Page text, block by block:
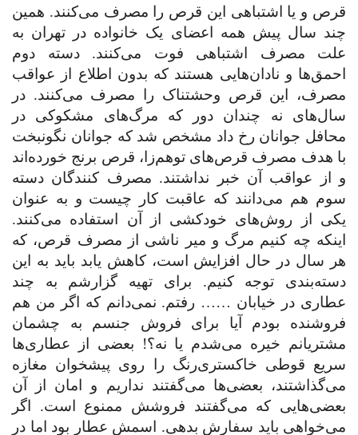
قرص و یا اشتباهی این قرص را مصرف می‌کنند. همین
چند سال پیش همه اعضای یک خانواده در تهران به
علت مصرف اشتباهی فوت می‌کنند. دسته دوم
احمق‌ها و نادان‌هایی هستند که بدون اطلاع از عواقب
مصرف، این قرص وحشتناک را مصرف می‌کنند. در
سال‌های نه چندان دور که مرگ‌های مشکوکی در
محافل جوانان رخ داد مشخص شد که جوانان نگونبخت
با هدف مصرف قرص‌های توهم‌زا، قرص برنج خورده‌اند
و از عواقب آن خبر نداشتند. مصرف کنندگان دسته
سوم هم می‌دانند که عاقبت کار چیست و به عنوان
یکی از روش‌های خودکشی از آن استفاده می‌کنند.
اینکه چه کنیم مرگ و میر ناشی از مصرف قرص، که
هر سال در حال افزایش است، کاهش یابد باید به این
دسته‌بندی توجه کنیم. برای تهیه گزارشم به چند
عطاری در خیابان …… رفتم. نمی‌دانم که اگر من هم
فروشنده بودم آیا برای فروش جنسم به چشمان
مشتریانم خیره می‌شدم یا نه؟! بعضی از عطاری‌ها
سریع قوطی خاکستری‌رنگ را روی پیشخوان مغازه
می‌گذاشتند، بعضی‌ها می‌گفتند نداریم و امان از آن
بعضی‌هایی که می‌گفتند فروشش ممنوع است. اگر
می‌خواهی باید سفارش بدهی. اسمش عطار بود اما در